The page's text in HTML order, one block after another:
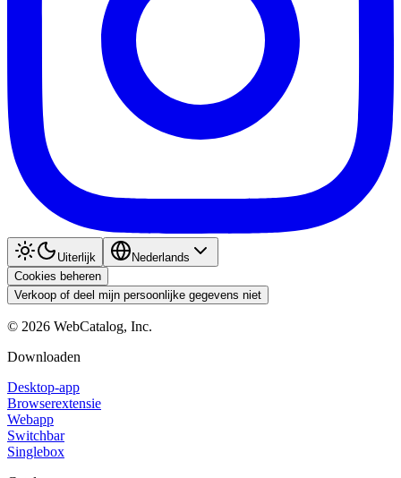
Uiterlijk
Nederlands
Cookies beheren
Verkoop of deel mijn persoonlijke gegevens niet
© 2026 WebCatalog, Inc.
Downloaden
Desktop-app
Browserextensie
Webapp
Switchbar
Singlebox